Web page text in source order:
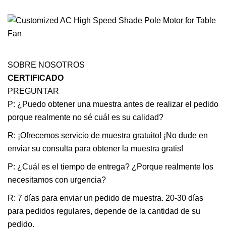
SOBRE NOSOTROS
CERTIFICADO
PREGUNTAR
P: ¿Puedo obtener una muestra antes de realizar el pedido
porque realmente no sé cuál es su calidad?
R: ¡Ofrecemos servicio de muestra gratuito! ¡No dude en
enviar su consulta para obtener la muestra gratis!
P: ¿Cuál es el tiempo de entrega? ¿Porque realmente los
necesitamos con urgencia?
R: 7 días para enviar un pedido de muestra. 20-30 días
para pedidos regulares, depende de la cantidad de su
pedido.